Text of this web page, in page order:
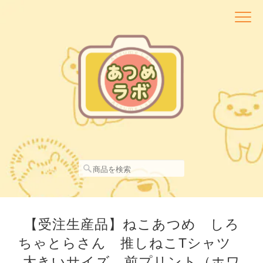
【受注生産品】ねこあつめ しろ
ちゃとらさん 推しねこTシャツ